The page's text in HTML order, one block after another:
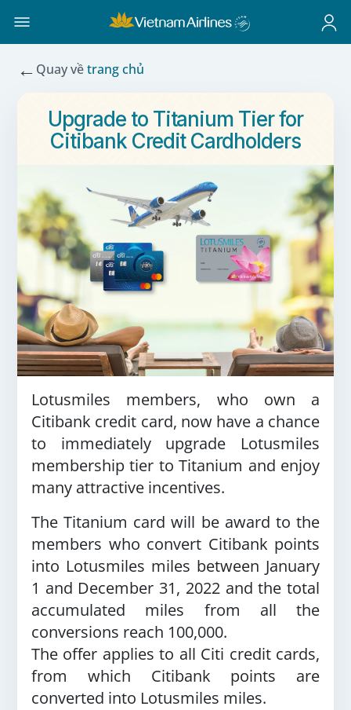
← Quay vềtrang chủ
Upgrade to Titanium Tier for
Citibank Credit Cardholders
Lotusmiles members, who own a
Citibank credit card, now have a chance
to immediately upgrade Lotusmiles
membership tier to Titanium and enjoy
many attractive incentives.
The Titanium card will be award to the
members who convert Citibank points
into Lotusmiles miles between January
1 and December 31, 2022 and the total
accumulated miles from all the
conversions reach 100,000.
The offer applies to all Citi credit cards,
from which Citibank points are
converted into Lotusmiles miles.